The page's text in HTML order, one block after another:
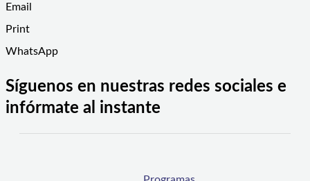
Email
Print
WhatsApp
Síguenos en nuestras redes sociales e
infórmate al instante